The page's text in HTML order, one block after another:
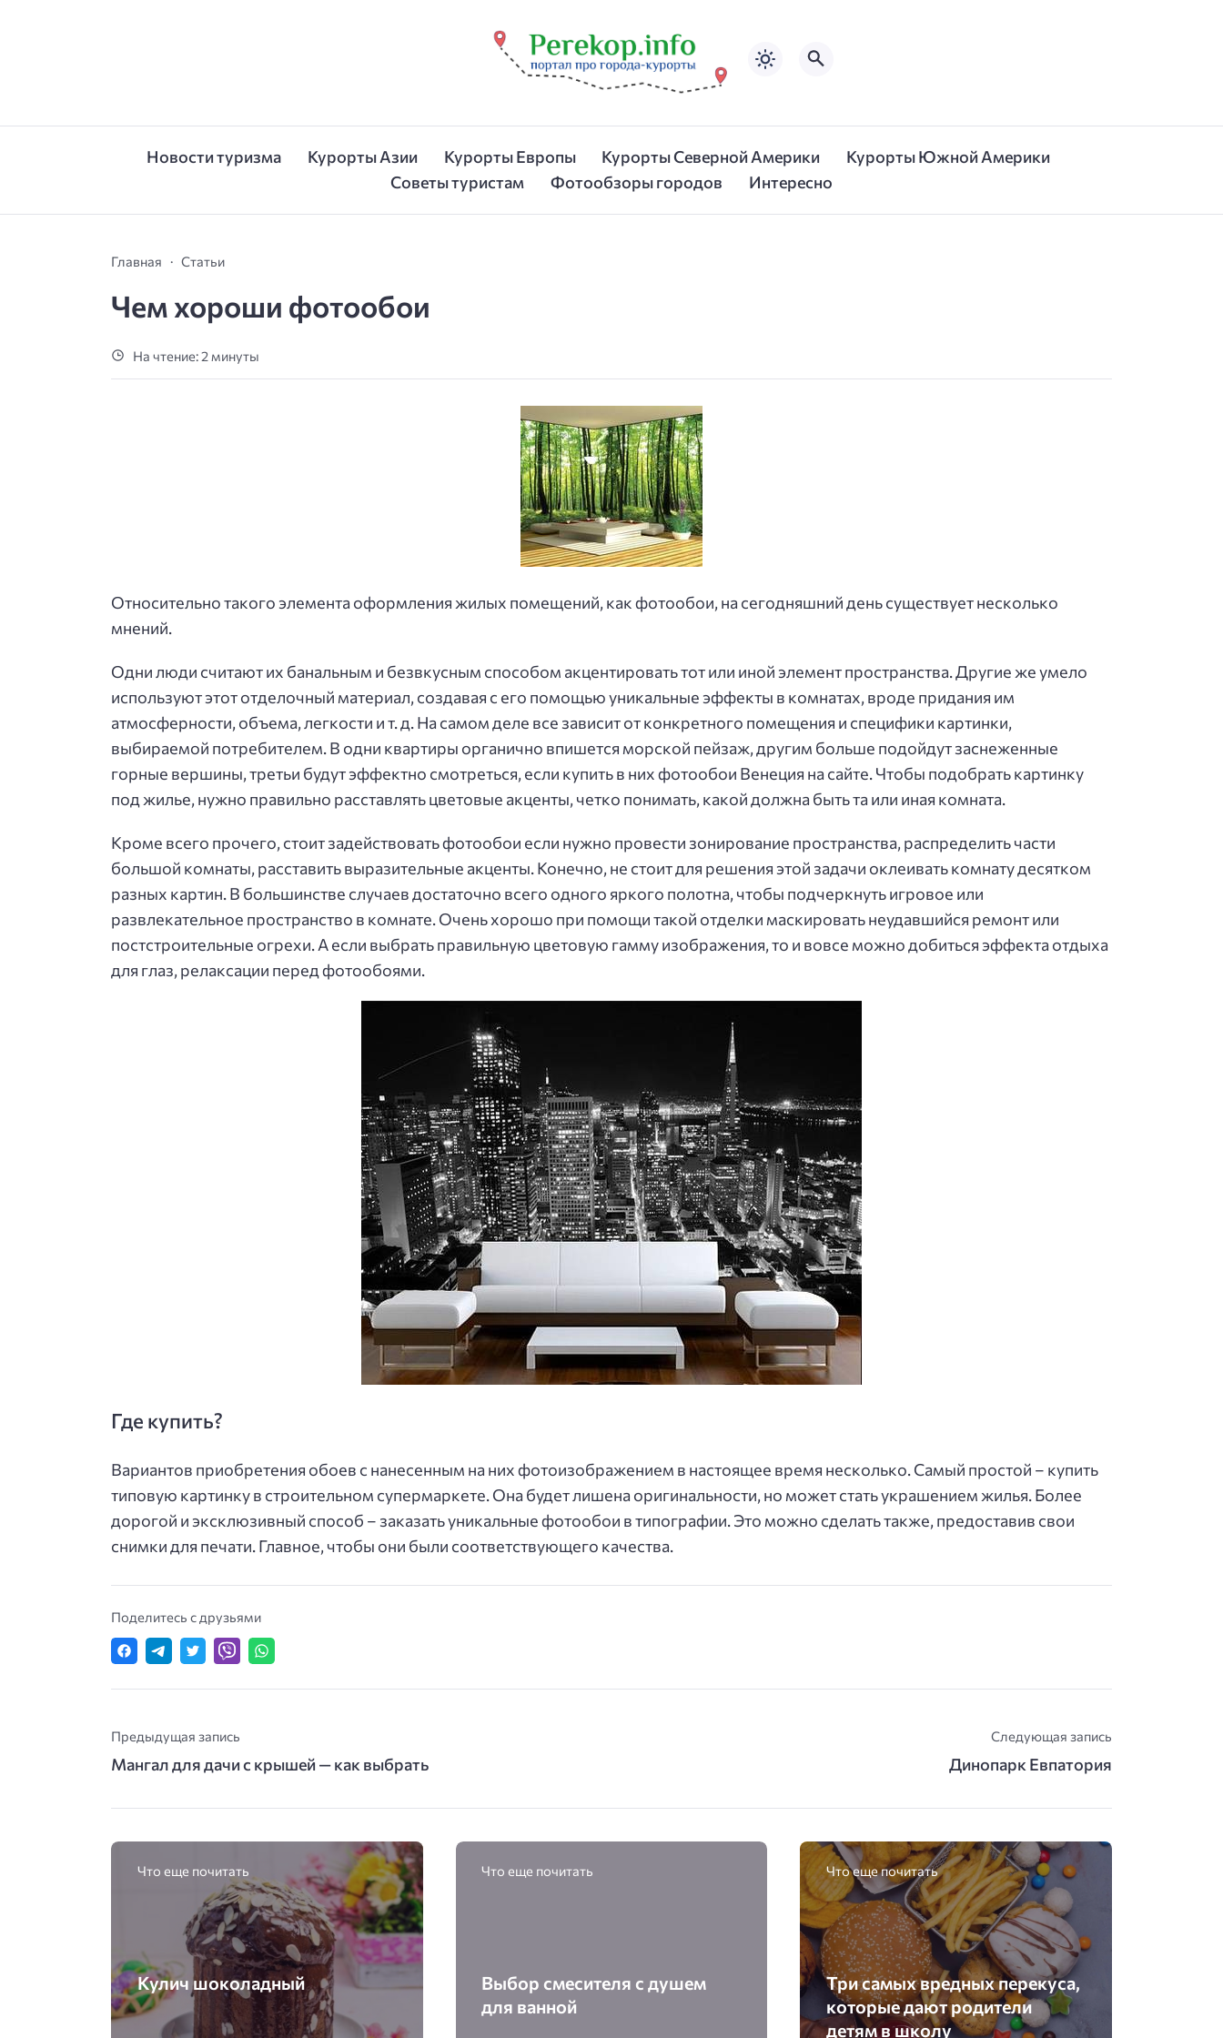
Новости туризма Курорты Азии Курорты Европы Курорты Северной Америки
Курорты Южной Америки
Советы туристам
Фотообзоры городов Интересно
Главная Статьи
Чем хороши фотообои
На чтение: 2 минуты
Относительно такого элемента оформления жилых помещений, как фотообои, на сегодняшний день существует несколько
мнений.
Одни люди считают их банальным и безвкусным способом акцентировать тот или иной элемент пространства. Другие же умело
используют этот отделочный материал, создавая с его помощью уникальные эффекты в комнатах, вроде придания им
атмосферности, объема, легкости и т. д. На самом деле все зависит от конкретного помещения и специфики картинки,
выбираемой потребителем. В одни квартиры органично впишется морской пейзаж, другим больше подойдут заснеженные
горные вершины, третьи будут эффектно смотреться, если купить в них фотообои Венеция на сайте. Чтобы подобрать картинку
под жилье, нужно правильно расставлять цветовые акценты, четко понимать, какой должна быть та или иная комната.
Кроме всего прочего, стоит задействовать фотообои если нужно провести зонирование пространства, распределить части
большой комнаты, расставить выразительные акценты. Конечно, не стоит для решения этой задачи оклеивать комнату десятком
разных картин. В большинстве случаев достаточно всего одного яркого полотна, чтобы подчеркнуть игровое или
развлекательное пространство в комнате. Очень хорошо при помощи такой отделки маскировать неудавшийся ремонт или
постстроительные огрехи. А если выбрать правильную цветовую гамму изображения, то и вовсе можно добиться эффекта отдыха
для глаз, релаксации перед фотообоями.
Где купить?
Вариантов приобретения обоев с нанесенным на них фотоизображением в настоящее время несколько. Самый простой – купить
типовую картинку в строительном супермаркете. Она будет лишена оригинальности, но может стать украшением жилья. Более
дорогой и эксклюзивный способ – заказать уникальные фотообои в типографии. Это можно сделать также, предоставив свои
снимки для печати. Главное, чтобы они были соответствующего качества.
Поделитесь с друзьями
Предыдущая запись
Мангал для дачи с крышей — как выбрать
Следующая запись
Динопарк Евпатория
Что еще почитать
Кулич шоколадный
Что еще почитать
Выбор смесителя с душем
для ванной
Что еще почитать
Три самых вредных перекуса,
которые дают родители
детям в школу